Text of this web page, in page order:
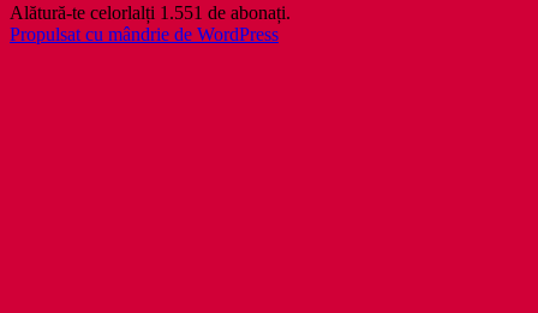
Alătură-te celorlalți 1.551 de abonați.
Propulsat cu mândrie de WordPress